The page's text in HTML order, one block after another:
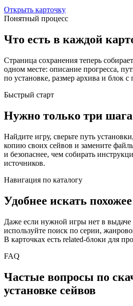
Открыть карточку
Понятный процесс
Что есть в каждой
Страница сохранения теперь
одном месте: описание прогресса,
по установке, размер архива и блок
Быстрый старт
Нужно только три шага
Найдите игру, сверьте путь
копию своих сейвов и замените
и безопаснее, чем собирать
источников.
Навигация по каталогу
Удобнее искать похожее
Даже если нужной игры нет в выдаче
используйте поиск по серии,
В карточках есть related-блоки для
FAQ
Частые вопросы по
установке сейвов